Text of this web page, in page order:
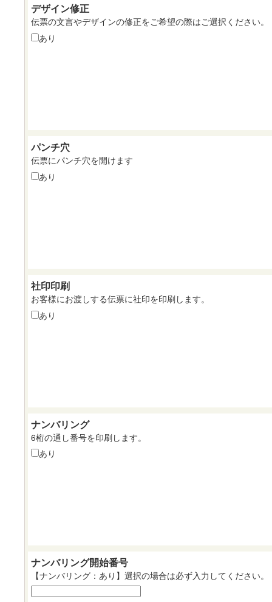
デザイン修正
伝票の文言やデザインの修正をご希望の際はご選択ください。
あり
パンチ穴
伝票にパンチ穴を開けます
あり
社印印刷
お客様にお渡しする伝票に社印を印刷します。
あり
ナンバリング
6桁の通し番号を印刷します。
あり
ナンバリング開始番号
【ナンバリング：あり】選択の場合は必ず入力してください。